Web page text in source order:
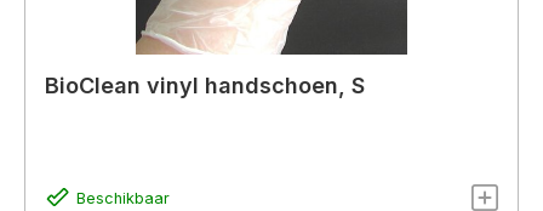
BioClean vinyl handschoen, S
Beschikbaar